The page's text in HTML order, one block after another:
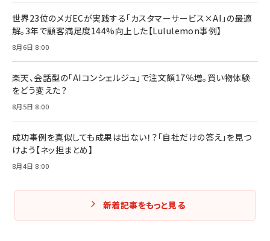
世界23位のメガECが実践する「カスタマーサービス×AI」の最適
解。3年で顧客満足度144%向上した【Lululemon事例】
8月6日 8:00
楽天、会話型の「AIコンシェルジュ」で注文額17％増。買い物体験
をどう変えた？
8月5日 8:00
成功事例を真似しても成果は出ない！？「自社だけの答え」を見つ
けよう【ネッ担まとめ】
8月4日 8:00
新着記事をもっと見る